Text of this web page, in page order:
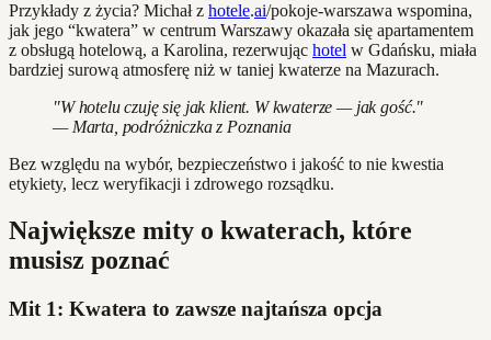
Przykłady z życia? Michał z hotele.ai/pokoje-warszawa wspomina,
jak jego “kwatera” w centrum Warszawy okazała się apartamentem
z obsługą hotelową, a Karolina, rezerwując hotel w Gdańsku, miała
bardziej surową atmosferę niż w taniej kwaterze na Mazurach.
"W hotelu czuję się jak klient. W kwaterze — jak gość."
— Marta, podróżniczka z Poznania
Bez względu na wybór, bezpieczeństwo i jakość to nie kwestia
etykiety, lecz weryfikacji i zdrowego rozsądku.
Największe mity o kwaterach, które
musisz poznać
Mit 1: Kwatera to zawsze najtańsza opcja